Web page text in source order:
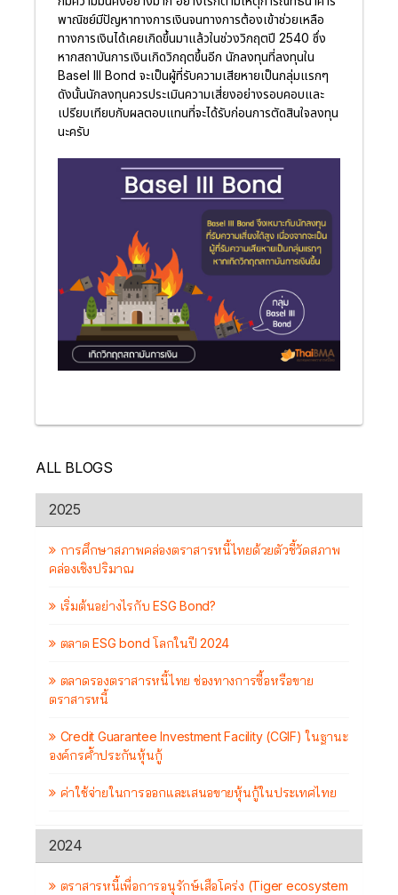
พาณิชย์มีปัญหาทางการเงินจนทางการต้องเข้าช่วยเหลือ
ทางการเงินได้เคยเกิดขึ้นมาแล้วในช่วงวิกฤตปี 2540 ซึ่ง
หากสถาบันการเงินเกิดวิกฤตขึ้นอีก นักลงทุนที่ลงทุนใน
Basel III Bond จะเป็นผู้ที่รับความเสียหายเป็นกลุ่มแรกๆ
ดังนั้นนักลงทุนควรประเมินความเสี่ยงอย่างรอบคอบและ
เปรียบเทียบกับผลตอบแทนที่จะได้รับก่อนการตัดสินใจลงทุน
นะครับ
ALL BLOGS
2025
การศึกษาสภาพคล่องตราสารหนี้ไทยด้วยตัวชี้วัดสภาพ
คล่องเชิงปริมาณ
เริ่มต้นอย่างไรกับ ESG Bond?
ตลาด ESG bond โลกในปี 2024
ตลาดรองตราสารหนี้ไทย ช่องทางการซื้อหรือขาย
ตราสารหนี้
Credit Guarantee Investment Facility (CGIF) ในฐานะ
องค์กรค้ำประกันหุ้นกู้
ค่าใช้จ่ายในการออกและเสนอขายหุ้นกู้ในประเทศไทย
2024
ตราสารหนี้เพื่อการอนุรักษ์เสือโคร่ง (Tiger ecosystem